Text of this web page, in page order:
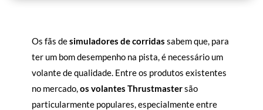
Os fãs desimuladores de corridas sabem que, para
ter um bom desempenho na pista, é necessário um
volante de qualidade. Entre os produtos existentes
no mercado,os volantes Thrustmastersão
particularmente populares, especialmente entre